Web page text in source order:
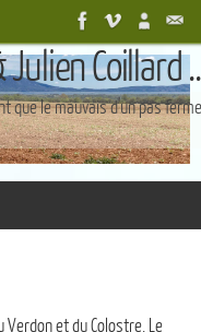
Coillard
que le mauvais d'un pas ferme
et du Colostre. Le